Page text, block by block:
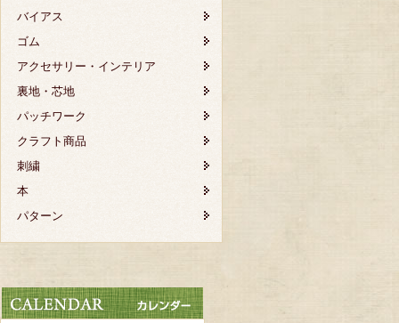
バイアス
ゴム
アクセサリー・インテリア
裏地・芯地
パッチワーク
クラフト商品
刺繍
本
パターン